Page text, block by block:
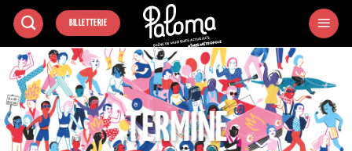
Passer
contenu
BILLETTERIE
TERMINÉ